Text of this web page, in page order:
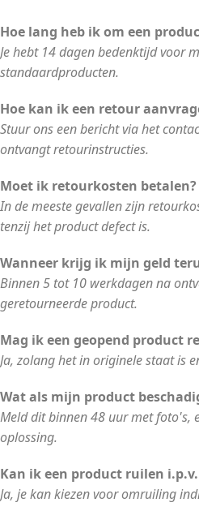
Hoe lang heb ik om een
Je hebt 14 dagen bedenktijd voor
standaardproducten.
Hoe kan ik een retour
Stuur ons een bericht via het
ontvangt retourinstructies.
Moet ik retourkosten betalen?
In de meeste gevallen zijn
tenzij het product defect is.
Wanneer krijg ik mijn geld
Binnen 5 tot 10 werkdagen na
geretourneerde product.
Mag ik een geopend product
Ja, zolang het in originele staat is
Wat als mijn product
Meld dit binnen 48 uur met foto's,
oplossing.
Kan ik een product ruilen
Ja, je kan kiezen voor omruiling